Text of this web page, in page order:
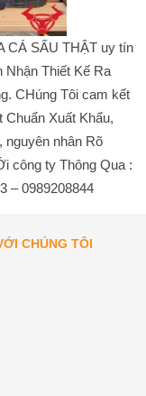
CÁ SẤU THẬT uy tín
Nhận Thiết Kế Ra
CHúng Tôi cam kết
Xuất Khẩu,
nhân Rõ
công ty Thông Qua :
– 0989208844
CHÚNG TÔI